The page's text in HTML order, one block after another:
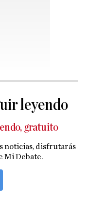
leyendo
gratuito
noticias, disfrutarás
Mi Debate.